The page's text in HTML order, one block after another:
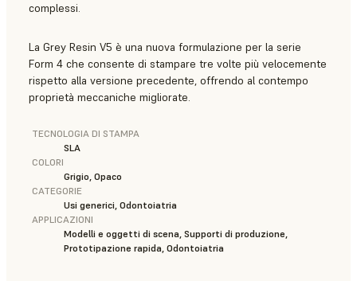
complessi.
La Grey Resin V5 è una nuova formulazione per la serie
Form 4 che consente di stampare tre volte più velocemente
rispetto alla versione precedente, offrendo al contempo
proprietà meccaniche migliorate.
TECNOLOGIA DI STAMPA
SLA
COLORI
Grigio, Opaco
CATEGORIE
Usi generici, Odontoiatria
APPLICAZIONI
Modelli e oggetti di scena, Supporti di produzione,
Prototipazione rapida, Odontoiatria